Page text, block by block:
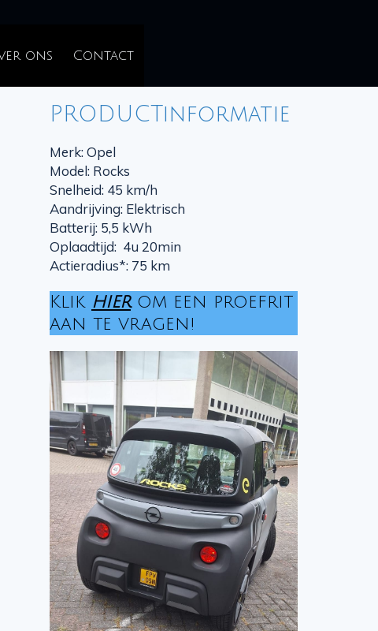
ons Contact
PRODUCTinformatie
Merk: Opel
Model: Rocks
Snelheid: 45 km/h
Aandrijving: Elektrisch
Batterij: 5,5 kWh
Oplaadtijd: 4u 20min
Actieradius*: 75 km
Klik hierom een proefrit
aan te vragen!